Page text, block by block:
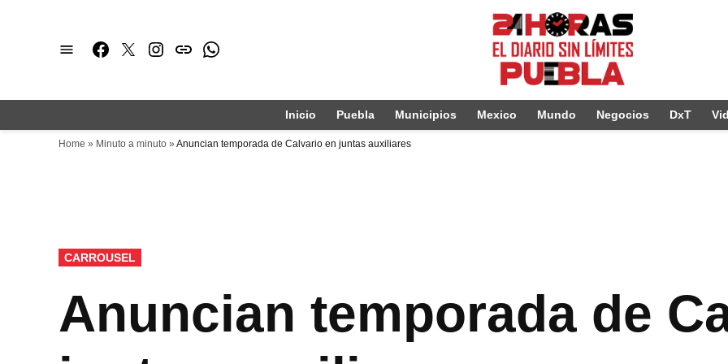
Facebook
TwitterInstagram
issuuWhatsapp
Inicio Puebla Municipios Mexico Mundo Negocios DxT
Home » Minuto a minuto » Anuncian temporada de Calvario en juntas auxiliares
PUBLICADO
EN
CARROUSEL
Anuncian temporada de